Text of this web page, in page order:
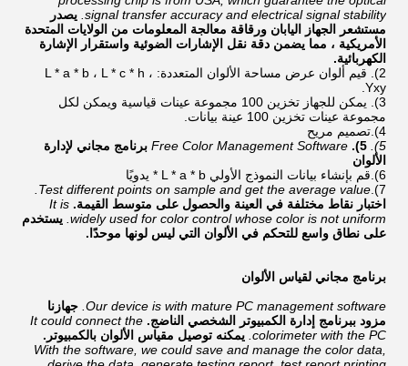
signal transfer accuracy and electrical signal stability. يصدر
مستشعر الجهاز اليابان ورقاقة معالجة المعلومات من الولايات المتحدة
الأمريكية ، مما يضمن دقة نقل الإشارات الضوئية واستقرار الإشارة
الكهربائية.
2).
قيم ألوان عرض مساحة الألوان المتعددة: L * a * b ، L * c * h ،
Yxy.
3).
يمكن للجهاز تخزين 100 مجموعة عينات قياسية ويمكن لكل
مجموعة عينات تخزين 100 عينة بيانات.
4). تصميم مريح
5).
5).
Free Color Management Software برنامج مجاني لإدارة
الألوان
6).
قم بإنشاء بيانات النموذج الأولي L * a * b * يدويًا
7).
Test different points on sample and get the average value.
اختبار نقاط مختلفة في العينة والحصول على متوسط ​​القيمة. It is
widely used for color control whose color is not uniform. يستخدم
على نطاق واسع للتحكم في الألوان التي ليس لونها موحدًا.
برنامج مجاني لقياس الألوان
Our device is with mature PC management software. جهازنا
مزود ببرنامج إدارة الكمبيوتر الشخصي الناضج. It could connect the
colorimeter with the PC. يمكنه توصيل مقياس الألوان بالكمبيوتر.
With the software, we could save and manage the color data,